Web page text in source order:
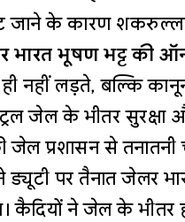
जाने के कारण
भारत भूषण भट्ट की
नहीं लड़ते, बल्कि कानून
जेल के भीतर
प्रशासन से तनातनी
ड्यूटी पर तैनात जेलर
कैदियों ने जेल के भीतर